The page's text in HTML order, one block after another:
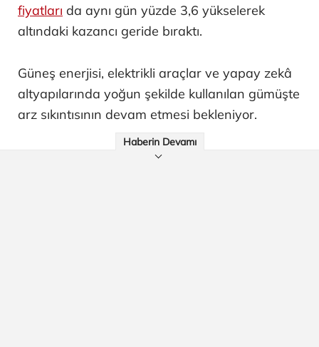
fiyatları da aynı gün yüzde 3,6 yükselerek
altındaki kazancı geride bıraktı.
Güneş enerjisi, elektrikli araçlar ve yapay zekâ
altyapılarında yoğun şekilde kullanılan gümüşte
arz sıkıntısının devam etmesi bekleniyor.
Haberin Devamı